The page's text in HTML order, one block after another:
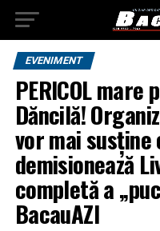
EVENIMENT
PERICOL mare
Dăncilă!
vor mai susține
demisionează
completă a
BacauAZI